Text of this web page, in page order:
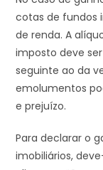
cotas de fundos
de renda. A
imposto deve
seguinte ao da
emolumentos
e prejuízo.
Para declarar o
imobiliários,